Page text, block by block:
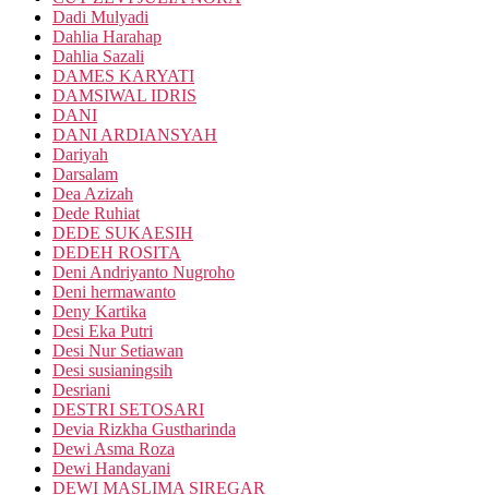
Dadi Mulyadi
Dahlia Harahap
Dahlia Sazali
DAMES KARYATI
DAMSIWAL IDRIS
DANI
DANI ARDIANSYAH
Dariyah
Darsalam
Dea Azizah
Dede Ruhiat
DEDE SUKAESIH
DEDEH ROSITA
Deni Andriyanto Nugroho
Deni hermawanto
Deny Kartika
Desi Eka Putri
Desi Nur Setiawan
Desi susianingsih
Desriani
DESTRI SETOSARI
Devia Rizkha Gustharinda
Dewi Asma Roza
Dewi Handayani
DEWI MASLIMA SIREGAR